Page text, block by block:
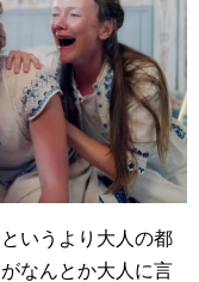
いうより大人の都
なんとか大人に言